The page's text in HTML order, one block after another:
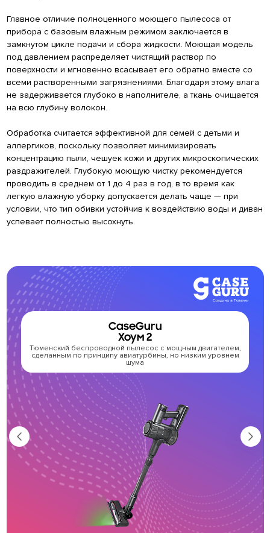
Главное отличие полноценного моющего пылесоса от
прибора с базовым влажным режимом заключается в
замкнутом цикле подачи и сбора жидкости. Моющая модель
под давлением распределяет чистящий раствор по
поверхности и мгновенно всасывает его обратно вместе со
всеми растворенными загрязнениями. Благодаря этому влага
не задерживается глубоко в наполнителе, а ткань очищается
на всю глубину волокон.
Обработка считается эффективной для семей с детьми и
аллергиков, поскольку позволяет минимизировать
концентрацию пыли, чешуек кожи и других микроскопических
раздражителей. Глубокую моющую чистку рекомендуется
проводить в среднем от 1 до 4 раз в год, в то время как
легкую влажную уборку допускается делать чаще — при
условии, что тип обивки устойчив к воздействию воды и диван
успевает полностью высохнуть.
CaseGuru
Хоум 2
Тюменский беспроводной пылесос с мощным двигателем,
сделанным по принципу авиатурбины, но низким уровнем
шума